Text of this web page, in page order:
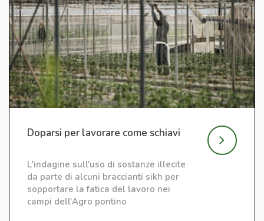
Doparsi per lavorare come schiavi
L'indagine sull'uso di sostanze illecite
da parte di alcuni braccianti sikh per
sopportare la fatica del lavoro nei
campi dell'Agro pontino